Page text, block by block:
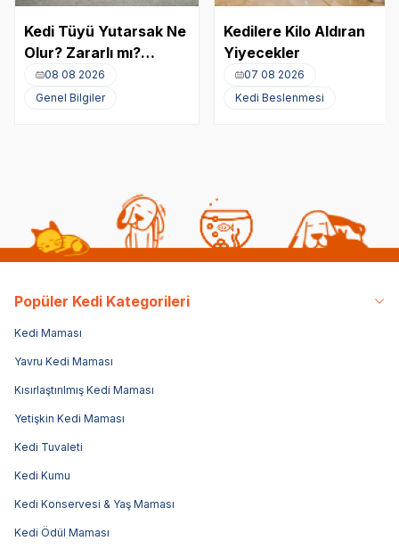
Kedi Tüyü Yutarsak Ne
Olur? Zararlı mı?
Akciğere Kedi Tüyü
Kaçması
08 08 2026
Genel Bilgiler
Kedilere Kilo Aldıran
Yiyecekler
07 08 2026
Kedi Beslenmesi
Popüler Kedi Kategorileri
Kedi Maması
Yavru Kedi Maması
Kısırlaştırılmış Kedi Maması
Yetişkin Kedi Maması
Kedi Tuvaleti
Kedi Kumu
Kedi Konservesi & Yaş Maması
Kedi Ödül Maması